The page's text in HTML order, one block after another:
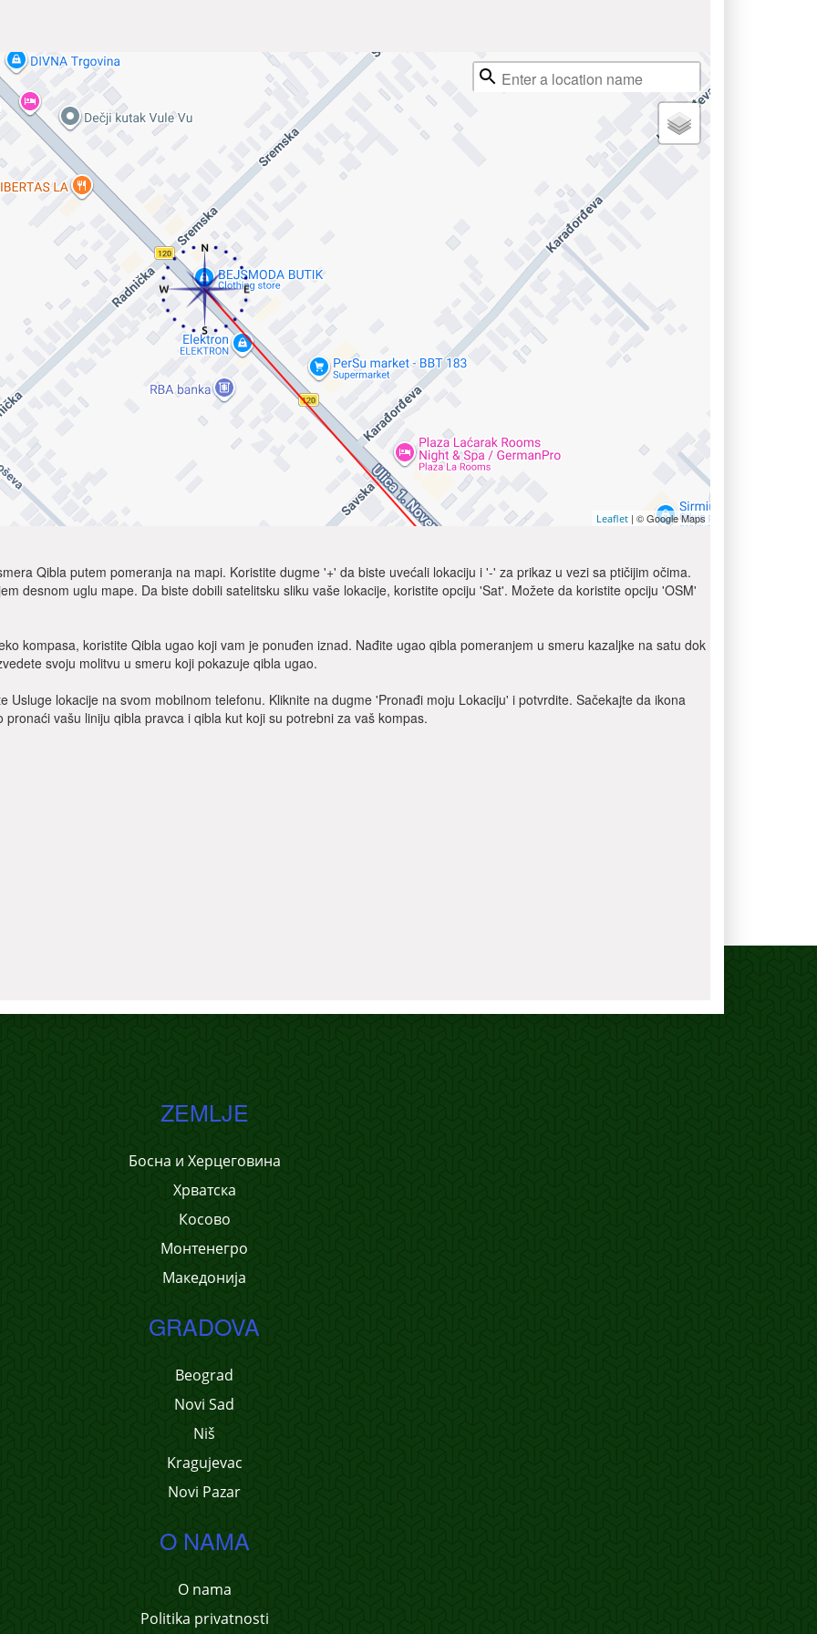
Leaflet | © Google Maps
Qibla putem pomeranja na mapi. Koristite dugme '+' da biste uvećali lokaciju i '-' za prikaz u vezi sa ptičijim očima.
desnom uglu mape. Da biste dobili satelitsku sliku vaše lokacije, koristite opciju 'Sat'. Možete da koristite opciju 'OSM'
kompasa, koristite Qibla ugao koji vam je ponuđen iznad. Nađite ugao qibla pomeranjem u smeru kazaljke na satu dok
svoju molitvu u smeru koji pokazuje qibla ugao.
Usluge lokacije na svom mobilnom telefonu. Kliknite na dugme 'Pronađi moju Lokaciju' i potvrdite. Sačekajte da ikona
vašu liniju qibla pravca i qibla kut koji su potrebni za vaš kompas.
ZEMLJE
Босна и Херцеговина
Хрватска
Косово
Монтенегро
Македонија
GRADOVA
Beograd
Novi Sad
Niš
Kragujevac
Novi Pazar
O NAMA
O nama
Politika privatnosti